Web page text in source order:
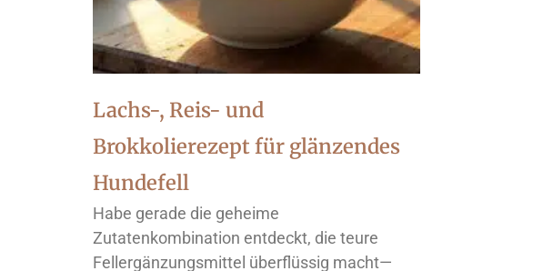
Lachs-, Reis- und
Brokkolierezept für glänzendes
Hundefell
Habe gerade die geheime
Zutatenkombination entdeckt, die teure
Fellergänzungsmittel überflüssig macht—